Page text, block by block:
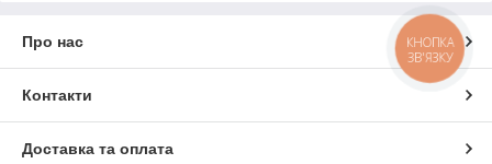
Про нас
Контакти
Доставка та оплата
КНОПКА
ЗВ'ЯЗКУ